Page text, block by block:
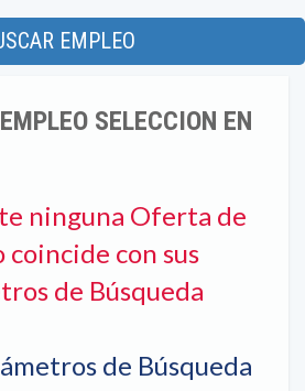
EMPLEO
SELECCION EN
ninguna Oferta de
coincide con sus
de Búsqueda
de Búsqueda